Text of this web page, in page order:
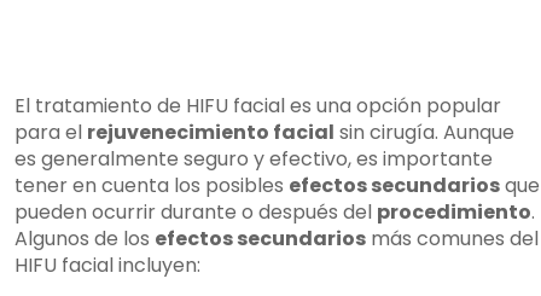
El tratamiento de HIFU facial es una opción popular
para el rejuvenecimiento facial sin cirugía. Aunque
es generalmente seguro y efectivo, es importante
tener en cuenta los posibles efectos secundariosque
pueden ocurrir durante o después del procedimiento.
Algunos de los efectos secundarios más comunes del
HIFU facial incluyen: